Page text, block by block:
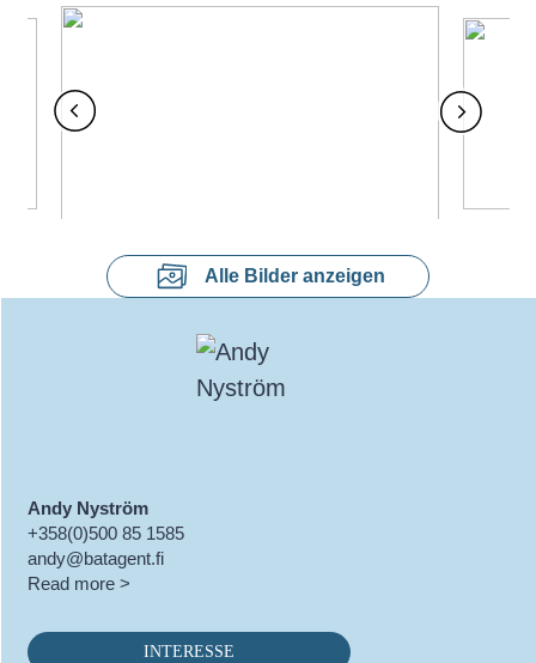
Alle Bilder anzeigen
Andy Nyström
+358(0)500 85 1585
andy@batagent.fi
Read more >
INTERESSE